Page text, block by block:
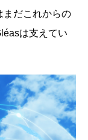
まだこれからの
は支えてい